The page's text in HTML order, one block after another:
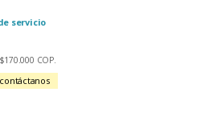
servicio
COP.